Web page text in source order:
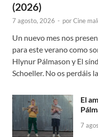
(2026)
7 agosto, 2026 - porCine
Un nuevo mes nos
para este verano como
Hlynur Pálmason y El
Schoeller. No os perdáis
El
7